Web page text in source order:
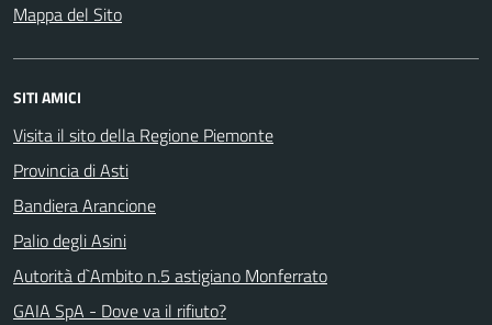
Mappa del Sito
SITI AMICI
Visita il sito della Regione Piemonte
Provincia di Asti
Bandiera Arancione
Palio degli Asini
Autorità d`Ambito n.5 astigiano Monferrato
GAIA SpA - Dove va il rifiuto?